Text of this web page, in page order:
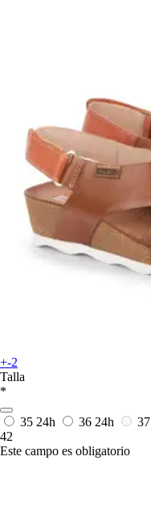
+-2
Talla
*
35 24h 36 24h 37
42
Este campo es obligatorio